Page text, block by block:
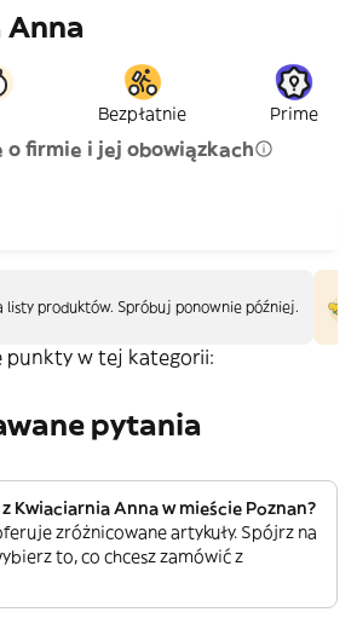
Anna
Bezpłatnie Prime
o firmie i jej obowiązkach
listy produktów. Spróbuj ponownie później.
punkty w tej kategorii:
pytania
Kwiaciarnia Anna w mieście Poznan?
zróżnicowane artykuły. Spójrz na
to, co chcesz zamówić z